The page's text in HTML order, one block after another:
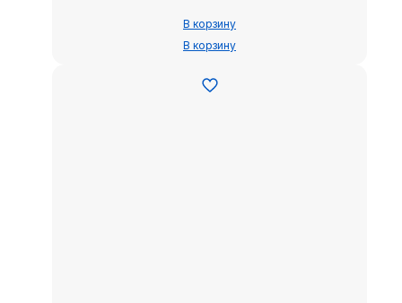
В корзину
В корзину